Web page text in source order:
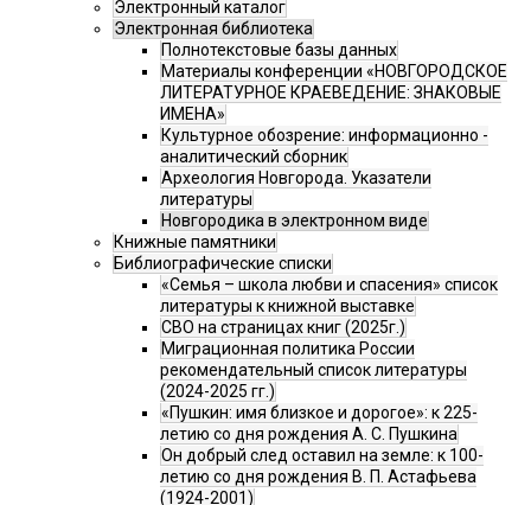
Электронный каталог
Электронная библиотека
Полнотекстовые базы данных
Материалы конференции «НОВГОРОДСКОЕ
ЛИТЕРАТУРНОЕ КРАЕВЕДЕНИЕ: ЗНАКОВЫЕ
ИМЕНА»
Культурное обозрение: информационно -
аналитический сборник
Археология Новгорода. Указатели
литературы
Новгородика в электронном виде
Книжные памятники
Библиографические списки
«Семья – школа любви и спасения» список
литературы к книжной выставке
СВО на страницах книг (2025г.)
Миграционная политика России
рекомендательный список литературы
(2024-2025 гг.)
«Пушкин: имя близкое и дорогое»: к 225-
летию со дня рождения А. С. Пушкина
Он добрый след оставил на земле: к 100-
летию со дня рождения В. П. Астафьева
(1924-2001)